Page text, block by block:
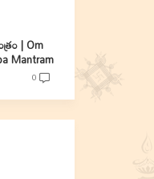
| Om
Mantram
0